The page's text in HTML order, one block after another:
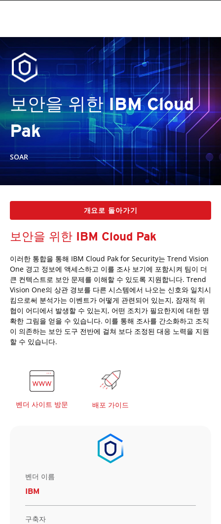
보안을 위한 IBM Cloud
Pak
SOAR
개요로 돌아가기
보안을 위한 IBM Cloud Pak
이러한 통합을 통해 IBM Cloud Pak for Security는 Trend Vision
One 경고 정보에 액세스하고 이를 조사 보기에 포함시켜 팀이 더
큰 컨텍스트로 보안 문제를 이해할 수 있도록 지원합니다. Trend
Vision One의 상관 경보를 다른 시스템에서 나오는 신호와 일치시
킴으로써 분석가는 이벤트가 어떻게 관련되어 있는지, 잠재적 위
협이 어디에서 발생할 수 있는지, 어떤 조치가 필요한지에 대한 명
확한 그림을 얻을 수 있습니다. 이를 통해 조사를 간소화하고 조직
이 의존하는 보안 도구 전반에 걸쳐 보다 조정된 대응 노력을 지원
할 수 있습니다.
벤더 사이트 방문 배포 가이드
벤더 이름
IBM
구축자